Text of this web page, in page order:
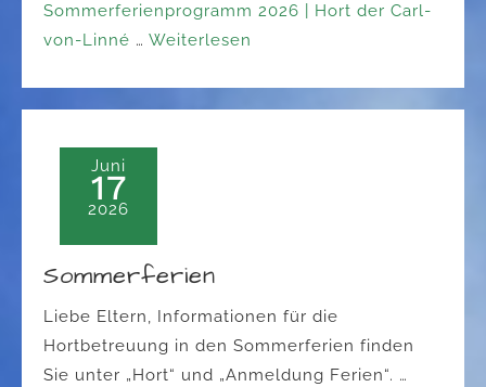
Sommerferienprogramm 2026 | Hort der Carl-
von-Linné … Weiterlesen
Juni
17
2026
Sommerferien
Liebe Eltern, Informationen für die
Hortbetreuung in den Sommerferien finden
Sie unter „Hort“ und „Anmeldung Ferien“. …